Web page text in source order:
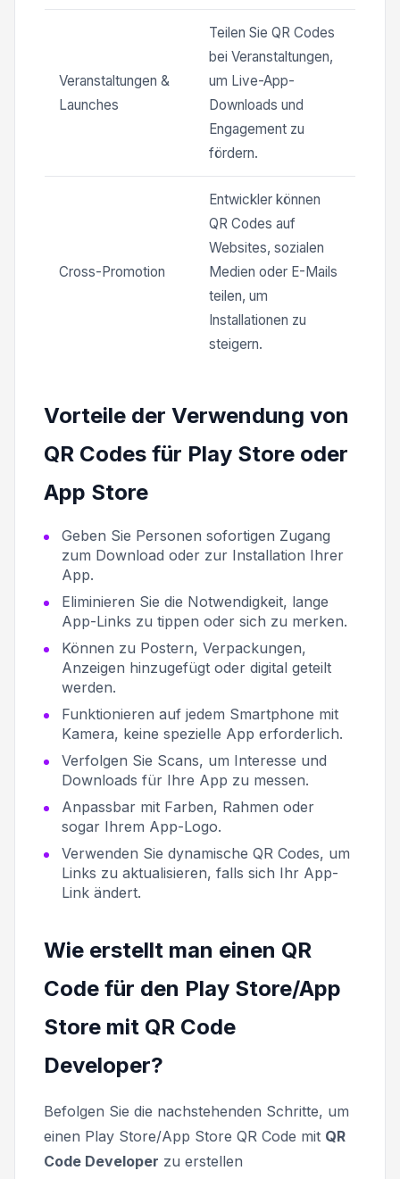
Veranstaltungen &
Launches
Teilen Sie QR Codes
bei Veranstaltungen,
um Live-App-
Downloads und
Engagement zu
fördern.
Cross-Promotion
Entwickler können
QR Codes auf
Websites, sozialen
Medien oder E-Mails
teilen, um
Installationen zu
steigern.
Vorteile der Verwendung von
QR Codes für Play Store oder
App Store
Geben Sie Personen sofortigen Zugang
zum Download oder zur Installation Ihrer
App.
Eliminieren Sie die Notwendigkeit, lange
App-Links zu tippen oder sich zu merken.
Können zu Postern, Verpackungen,
Anzeigen hinzugefügt oder digital geteilt
werden.
Funktionieren auf jedem Smartphone mit
Kamera, keine spezielle App erforderlich.
Verfolgen Sie Scans, um Interesse und
Downloads für Ihre App zu messen.
Anpassbar mit Farben, Rahmen oder
sogar Ihrem App-Logo.
Verwenden Sie dynamische QR Codes, um
Links zu aktualisieren, falls sich Ihr App-
Link ändert.
Wie erstellt man einen QR
Code für den Play Store/App
Store mit QR Code
Developer?
Befolgen Sie die nachstehenden Schritte, um
einen Play Store/App Store QR Code mit QR
Code Developer zu erstellen